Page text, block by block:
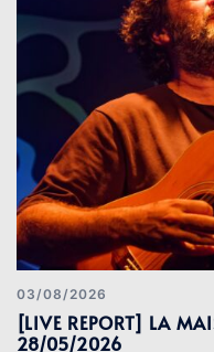
03/08/2026
[LIVE REPORT] LA
28/05/2026